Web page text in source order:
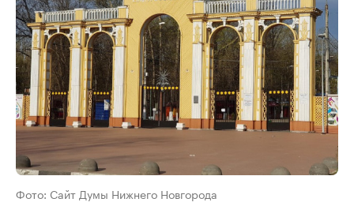
Фото: Сайт Думы Нижнего Новгорода